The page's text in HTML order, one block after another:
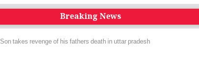
Breaking News
Son takes revenge of his fathers death in uttar pradesh